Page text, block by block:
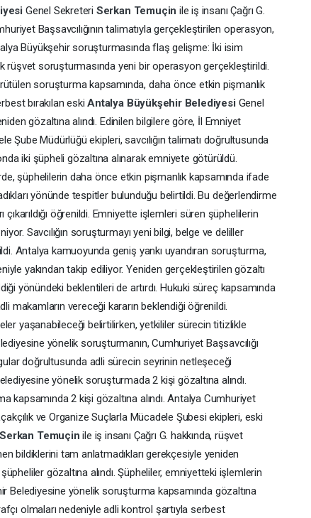
Genel Sekreteri Serkan Temuçin ile iş insanı Çağrı G.
Başsavcılığının talimatıyla gerçekleştirilen operasyon,
Büyükşehir soruşturmasında flaş gelişme: İki isim
rüşvet soruşturmasında yeni bir operasyon gerçekleştirildi.
soruşturma kapsamında, daha önce etkin pişmanlık
bırakılan eskiAntalya Büyükşehir Belediyesi Genel
gözaltına alındı. Edinilen bilgilere göre, İl Emniyet
Şube Müdürlüğü ekipleri, savcılığın talimatı doğrultusunda
iki şüpheli gözaltına alınarak emniyete götürüldü.
şüphelilerin daha önce etkin pişmanlık kapsamında ifade
yönünde tespitler bulunduğu belirtildi. Bu değerlendirme
öğrenildi. Emniyette işlemleri süren şüphelilerin
Savcılığın soruşturmayı yeni bilgi, belge ve deliller
Antalya kamuoyunda geniş yankı uyandıran soruşturma,
yakından takip ediliyor. Yeniden gerçekleştirilen gözaltı
yönündeki beklentileri de artırdı. Hukuki süreç kapsamında
makamların vereceği kararın beklendiği öğrenildi.
yaşanabileceği belirtilirken, yetkililer sürecin titizlikle
yönelik soruşturmanın, Cumhuriyet Başsavcılığı
doğrultusunda adli sürecin seyrinin netleşeceği
yönelik soruşturmada 2 kişi gözaltına alındı.
2 kişi gözaltına alındı. Antalya Cumhuriyet
ve Organize Suçlarla Mücadele Şubesi ekipleri, eski
Serkan Temuçinile iş insanı Çağrı G. hakkında, rüşvet
bildiklerini tam anlatmadıkları gerekçesiyle yeniden
gözaltına alındı. Şüpheliler, emniyetteki işlemlerin
Belediyesine yönelik soruşturma kapsamında gözaltına
olmaları nedeniyle adli kontrol şartıyla serbest